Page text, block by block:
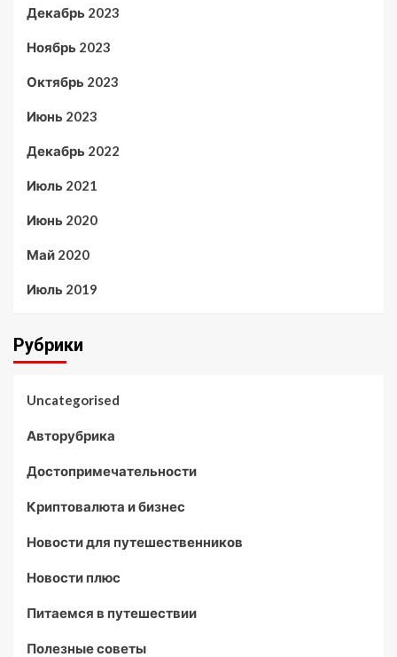
Декабрь 2023
Ноябрь 2023
Октябрь 2023
Июнь 2023
Декабрь 2022
Июль 2021
Июнь 2020
Май 2020
Июль 2019
Рубрики
Uncategorised
Авторубрика
Достопримечательности
Криптовалюта и бизнес
Новости для путешественников
Новости плюс
Питаемся в путешествии
Полезные советы